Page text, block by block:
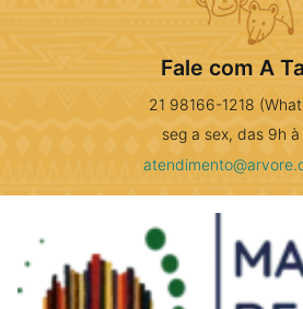
Fale com A
21 98166-1218
seg a sex, das 9h à